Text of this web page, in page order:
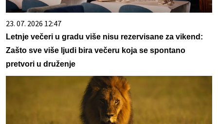
23. 07. 2026 12:47
Letnje večeri u gradu više nisu rezervisane za vikend:
Zašto sve više ljudi bira večeru koja se spontano
pretvori u druženje